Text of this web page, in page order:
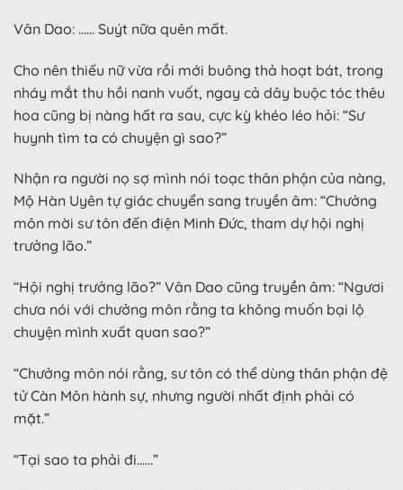
Vân Dao: …… Suýt nữa quên mất.
Cho nên thiếu nữ vừa rồi mới buông thả hoạt bát, trong
nháy mắt thu hồi nanh vuốt, ngay cả dây buộc tóc thêu
hoa cũng bị nàng hất ra sau, cực kỳ khéo léo hỏi: “Sư
huynh tìm ta có chuyện gì sao?”
Nhận ra người nọ sợ mình nói toạc thân phận của nàng,
Mộ Hàn Uyên tự giác chuyển sang truyền âm: “Chưởng
môn mời sư tôn đến điện Minh Đức, tham dự hội nghị
trưởng lão.”
“Hội nghị trưởng lão?” Vân Dao cũng truyền âm: “Ngươi
chưa nói với chưởng môn rằng ta không muốn bại lộ
chuyện mình xuất quan sao?”
“Chưởng môn nói rằng, sư tôn có thể dùng thân phận đệ
tử Càn Môn hành sự, nhưng người nhất định phải có
mặt.”
“Tại sao ta phải đi……”